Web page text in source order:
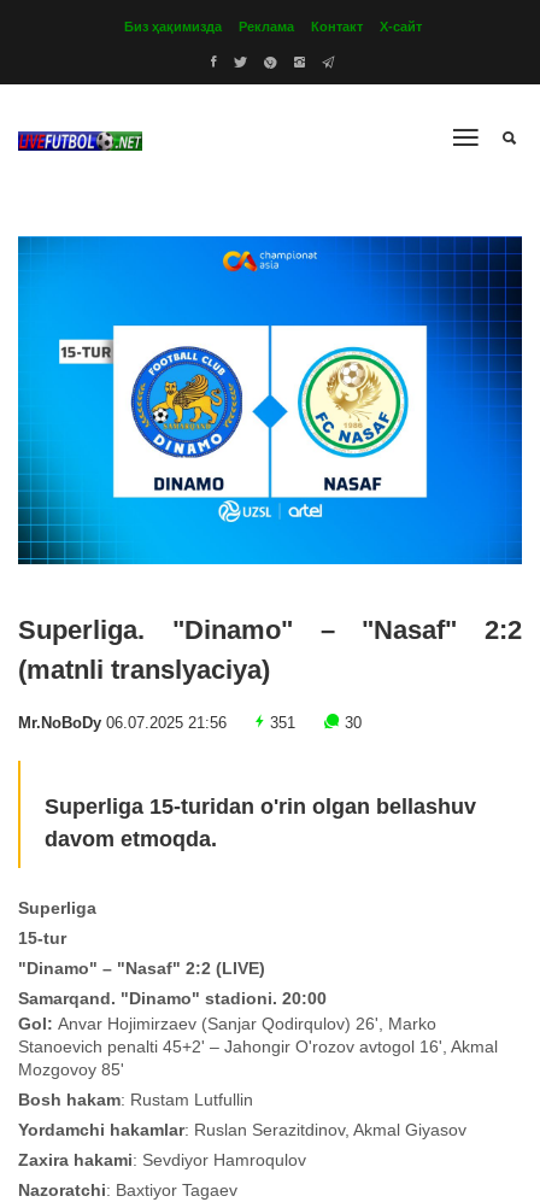
Биз ҳақимизда Реклама Контакт Х-сайт
Superliga. "Dinamo" – "Nasaf" 2:2
(matnli translyaciya)
Mr.NoBoDy 06.07.2025 21:56 351 30
Superliga 15-turidan o'rin olgan bellashuv
davom etmoqda.
Superliga
15-tur
"Dinamo" – "Nasaf" 2:2 (LIVE)
Samarqand. "Dinamo" stadioni. 20:00
Gol: Anvar Hojimirzaev (Sanjar Qodirqulov) 26', Marko
Stanoevich penalti 45+2' – Jahongir O'rozov avtogol 16', Akmal
Mozgovoy 85'
Bosh hakam: Rustam Lutfullin
Yordamchi hakamlar: Ruslan Serazitdinov, Akmal Giyasov
Zaxira hakami: Sevdiyor Hamroqulov
Nazoratchi: Baxtiyor Tagaev